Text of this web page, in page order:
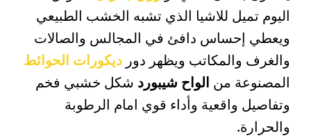
اليوم تميل للاشيا الذي تشبه الخشب الطبيعي
ويعطي إحساس دافئ في المجالس والصالات
والغرف والمكاتب ويظهر دور ديكورات الحوائط
المصنوعة من الواح شيبورد شكل خشبي فخم
وتفاصيل واقعية وأداء قوي امام الرطوبة
والحرارة.